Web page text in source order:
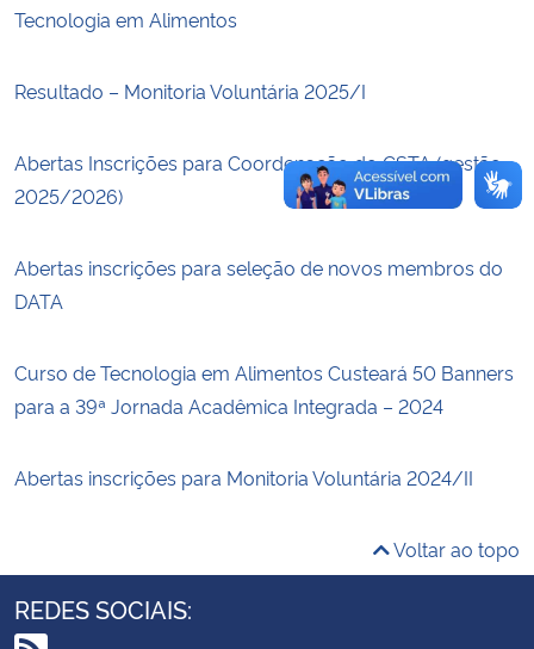
Advocacia-Geral da União
Banco Central do Brasil
Planalto
Tecnologia em Alimentos
Resultado – Monitoria Voluntária 2025/I
Abertas Inscrições para Coordenação do CSTA (gestão
2025/2026)
Abertas inscrições para seleção de novos membros do
DATA
Curso de Tecnologia em Alimentos Custeará 50 Banners
para a 39ª Jornada Acadêmica Integrada – 2024
Abertas inscrições para Monitoria Voluntária 2024/II
Voltar ao topo
REDES SOCIAIS: